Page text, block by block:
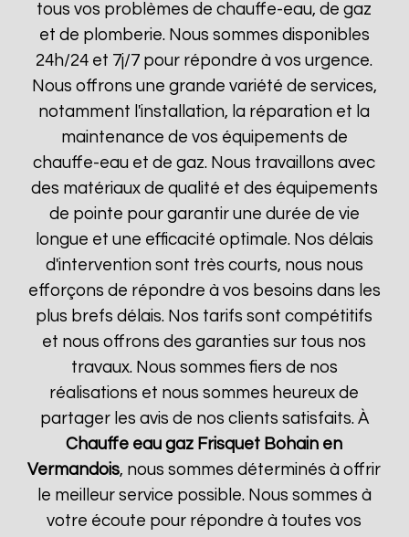
tous vos problèmes de chauffe-eau, de gaz
et de plomberie. Nous sommes disponibles
24h/24 et 7j/7 pour répondre à vos urgence.
Nous offrons une grande variété de services,
notamment l'installation, la réparation et la
maintenance de vos équipements de
chauffe-eau et de gaz. Nous travaillons avec
des matériaux de qualité et des équipements
de pointe pour garantir une durée de vie
longue et une efficacité optimale. Nos délais
d'intervention sont très courts, nous nous
efforçons de répondre à vos besoins dans les
plus brefs délais. Nos tarifs sont compétitifs
et nous offrons des garanties sur tous nos
travaux. Nous sommes fiers de nos
réalisations et nous sommes heureux de
partager les avis de nos clients satisfaits. À
Chauffe eau gaz Frisquet Bohain en
Vermandois, nous sommes déterminés à offrir
le meilleur service possible. Nous sommes à
votre écoute pour répondre à toutes vos